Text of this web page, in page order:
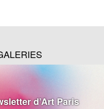
d’Art Paris